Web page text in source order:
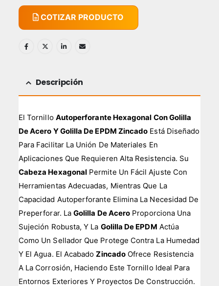
COTIZAR PRODUCTO
Descripción
El Tornillo Autoperforante Hexagonal Con Golilla
De Acero Y Golilla De EPDM Zincado Está Diseñado
Para Facilitar La Unión De Materiales En
Aplicaciones Que Requieren Alta Resistencia. Su
Cabeza Hexagonal Permite Un Fácil Ajuste Con
Herramientas Adecuadas, Mientras Que La
Capacidad Autoperforante Elimina La Necesidad De
Preperforar. LaGolilla De Acero Proporciona Una
Sujeción Robusta, Y La Golilla De EPDM Actúa
Como Un Sellador Que Protege Contra La Humedad
Y El Agua. El AcabadoZincadoOfrece Resistencia
A La Corrosión, Haciendo Este Tornillo Ideal Para
Entornos Exteriores Y Proyectos De Construcción.